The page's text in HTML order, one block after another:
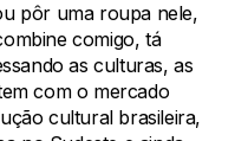
pôr uma roupa nele,
comigo, tá
as culturas, as
com o mercado
cultural brasileira,